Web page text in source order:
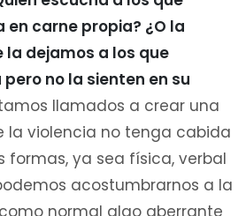
en carne propia? ¿O la
dejamos a los que
no la sienten en su
llamados a crear una
la violencia no tenga cabida
formas, ya sea física, verbal
acostumbrarnos a la
normal algo aberrante